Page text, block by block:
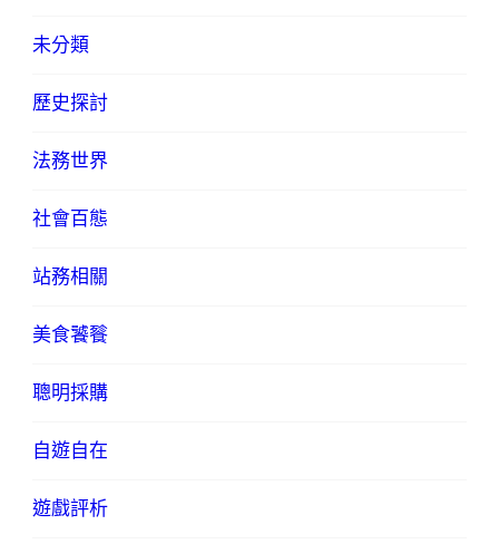
未分類
歷史探討
法務世界
社會百態
站務相關
美食饕餮
聰明採購
自遊自在
遊戲評析